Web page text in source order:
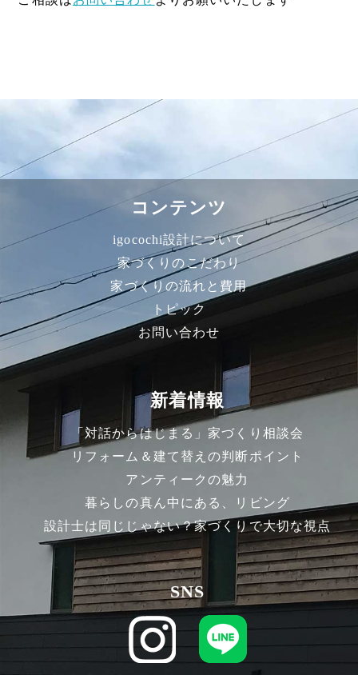
コンテンツ
igocochi設計について
家づくりのこだわり
家づくりの流れと費用
トピック
お問い合わせ
新着情報
「対話からはじまる」家づくり相談会
リフォーム＆建て替えの判断ポイント
アンティークの魅力
暮らしの真ん中にある、リビング
設計士は同じじゃない？家づくりで大切な視点
SNS